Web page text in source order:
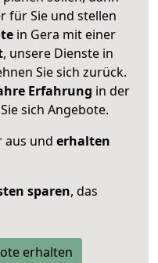
für Sie und stellen
in Gera mit einer
, unsere Dienste in
Sie sich zurück.
Erfahrung in der
sich Angebote.
aus und erhalten
sparen, das
erhalten